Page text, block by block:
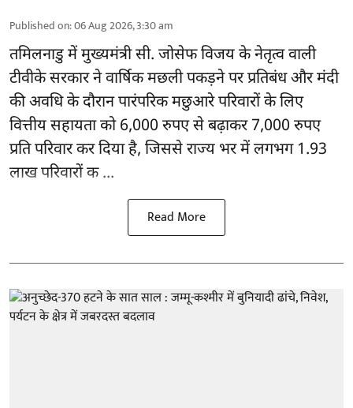
Published on:06 Aug 2026, 3:30 am
तमिलनाडुमें मुख्यमंत्री सी. जोसेफ विजय के नेतृत्व वाली
टीवीके सरकार ने वार्षिक मछली पकड़ने पर प्रतिबंध और मंदी
की अवधि के दौरान पारंपरिक मछुआरे परिवारों के लिए
वित्तीय सहायता को 6,000 रुपए से बढ़ाकर 7,000 रुपए
प्रति परिवार कर दिया है, जिससे राज्य भर में लगभग 1.93
लाख परिवारों क ...
Read More